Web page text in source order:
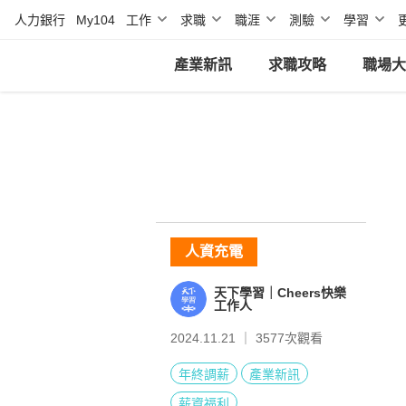
人力銀行 My104 工作 求職 職涯 測驗 學習
產業新訊 求職攻略 職場
人資充電
天下學習｜Cheers快樂
工作人
2024.11.21 ｜ 3577次觀看
年終調薪
產業新訊